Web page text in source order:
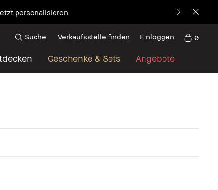
personalisieren
Geschenke & Sets Angebote
Suche Verkaufsstelle finden Einloggen 0